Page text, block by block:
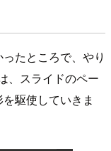
たところで、やり
、スライドのペー
駆使していきま